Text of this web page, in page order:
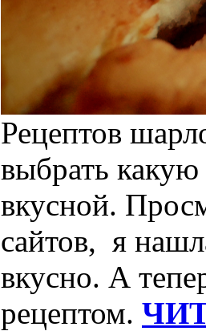
Рецептов
выбрать
вкусной.
сайтов, я
вкусно. А
рецептом.